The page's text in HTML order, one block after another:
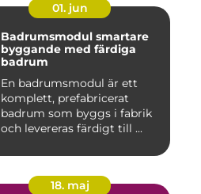
01. jun
Badrumsmodul smartare
byggande med färdiga
badrum
En badrumsmodul är ett
komplett, prefabricerat
badrum som byggs i fabrik
och levereras färdigt till ...
18. maj